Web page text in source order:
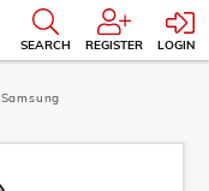
SEARCH REGISTER LOGIN
Samsung